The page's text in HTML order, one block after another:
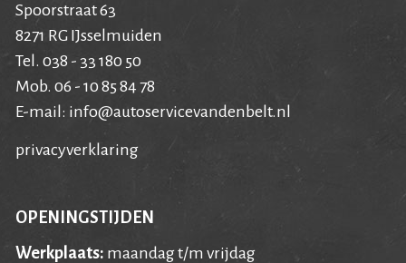
Spoorstraat 63
8271 RG IJsselmuiden
Tel. 038 - 33 180 50
Mob. 06 - 10 85 84 78
E-mail: info@autoservicevandenbelt.nl
privacyverklaring
OPENINGSTIJDEN
Werkplaats: maandag t/m vrijdag